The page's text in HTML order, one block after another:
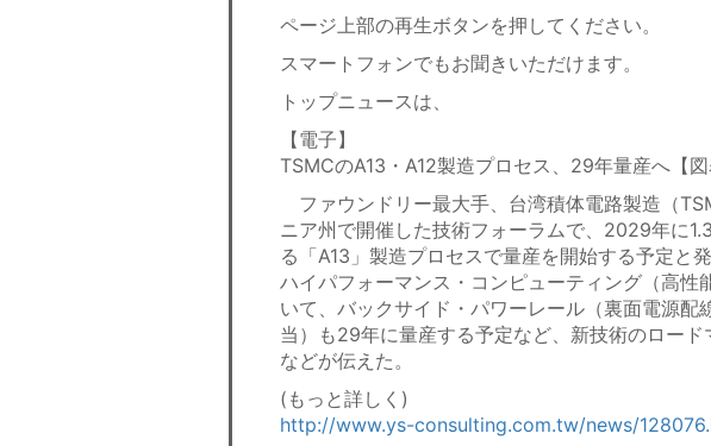
ページ上部の再生ボタンを押してください。
スマートフォンでもお聞きいただけます。
トップニュースは、
【電子】
TSMCのA13・A12製造プロセス、29年量産へ【図
ファウンドリー最大手、台湾積体電路製造（
ニア州で開催した技術フォーラムで、2029年に
る「A13」製造プロセスで量産を開始する予定と
ハイパフォーマンス・コンピューティング（高性
いて、バックサイド・パワーレール（裏面電源配
当）も29年に量産する予定など、新技術のロー
などが伝えた。
(もっと詳しく)
http://www.ys-consulting.com.tw/news/